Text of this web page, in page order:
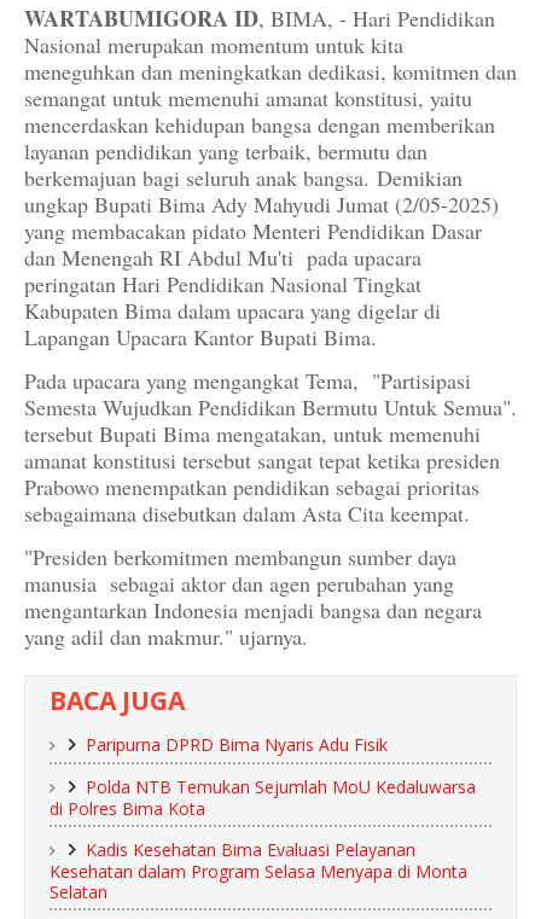
WARTABUMIGORA ID, BIMA, - Hari Pendidikan
Nasional merupakan momentum untuk kita
meneguhkan dan meningkatkan dedikasi, komitmen dan
semangat untuk memenuhi amanat konstitusi, yaitu
mencerdaskan kehidupan bangsa dengan memberikan
layanan pendidikan yang terbaik, bermutu dan
berkemajuan bagi seluruh anak bangsa. Demikian
ungkap Bupati Bima Ady Mahyudi Jumat (2/05-2025)
yang membacakan pidato Menteri Pendidikan Dasar
dan Menengah RI Abdul Mu'ti pada upacara
peringatan Hari Pendidikan Nasional Tingkat
Kabupaten Bima dalam upacara yang digelar di
Lapangan Upacara Kantor Bupati Bima.
Pada upacara yang mengangkat Tema, "Partisipasi
Semesta Wujudkan Pendidikan Bermutu Untuk Semua".
tersebut Bupati Bima mengatakan, untuk memenuhi
amanat konstitusi tersebut sangat tepat ketika presiden
Prabowo menempatkan pendidikan sebagai prioritas
sebagaimana disebutkan dalam Asta Cita keempat.
"Presiden berkomitmen membangun sumber daya
manusia sebagai aktor dan agen perubahan yang
mengantarkan Indonesia menjadi bangsa dan negara
yang adil dan makmur." ujarnya.
BACA JUGA
Paripurna DPRD Bima Nyaris Adu Fisik
Polda NTB Temukan Sejumlah MoU Kedaluwarsa
di Polres Bima Kota
Kadis Kesehatan Bima Evaluasi Pelayanan
Kesehatan dalam Program Selasa Menyapa di Monta
Selatan